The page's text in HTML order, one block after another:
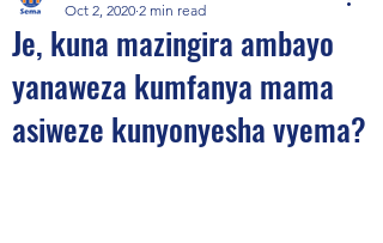
Je, kuna mazingira ambayo
yanaweza kumfanya mama
asiweze kunyonyesha vyema?
Oct 2, 2020 2 min read